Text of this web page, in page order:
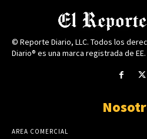
© Reporte Diario, LLC. Todos los
Diario® es una marca registrada de EE.
AREA COMERCIAL